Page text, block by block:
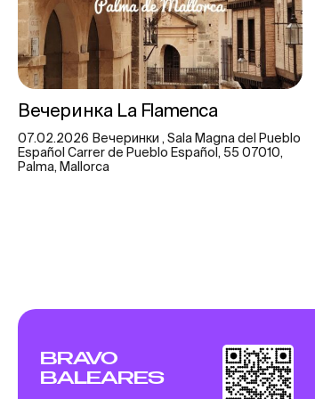
Вечеринка La Flamenca
07.02.2026 Вечеринки , Sala Magna del Pueblo
Español Carrer de Pueblo Español, 55 07010,
Palma, Mallorca
BRAVO
BALEARES